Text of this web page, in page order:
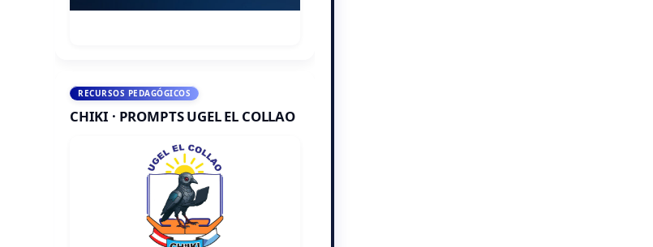
RECURSOS PEDAGÓGICOS
CHIKI · PROMPTS UGEL EL COLLAO